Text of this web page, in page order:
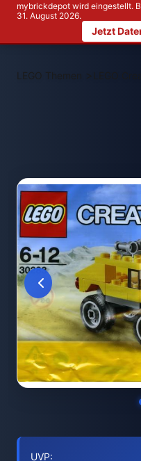
mybrickdepot wird eingestellt.
31. August 2026.
Jetzt
LEGO Themen >
UVP: